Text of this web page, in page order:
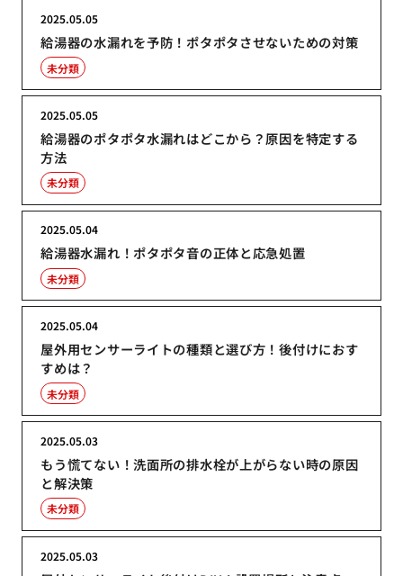
給湯器の水漏れを予防！ポタポタさせないための対策
2025.05.05
未分類
給湯器のポタポタ水漏れはどこから？原因を特定する
方法
2025.05.05
未分類
給湯器水漏れ！ポタポタ音の正体と応急処置
2025.05.04
未分類
屋外用センサーライトの種類と選び方！後付けにおす
すめは？
2025.05.04
未分類
もう慌てない！洗面所の排水栓が上がらない時の原因
と解決策
2025.05.03
未分類
2025.05.03